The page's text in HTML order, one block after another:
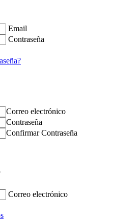
Email
Contraseña
Correo electrónico
Contraseña
Confirmar Contraseña
Correo electrónico